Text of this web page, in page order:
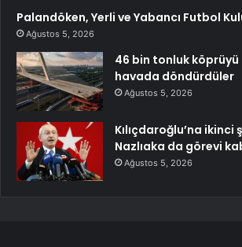
Palandöken, Yerli ve Yabancı Futbol
Ağustos 5, 2026
46 bin tonluk
havada döndürdüler
Ağustos 5, 2026
Kılıçdaroğlu’na ikinci
Nazlıaka da görevi
Ağustos 5, 2026